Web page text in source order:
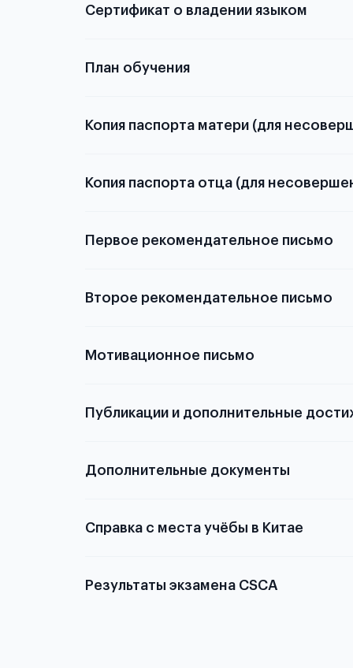
статьей
Сертификат о владении языком
План обучения
Копия паспорта матери (для
Подробнее о
Копия паспорта отца (для
Подробнее
Первое рекомендательное письмо
Второе рекомендательное письмо
Мотивационное письмо
Подробнее о том,
Публикации и дополнительные
Дополнительные документы
Справка с места учёбы в Китае
Результаты экзамена CSCA